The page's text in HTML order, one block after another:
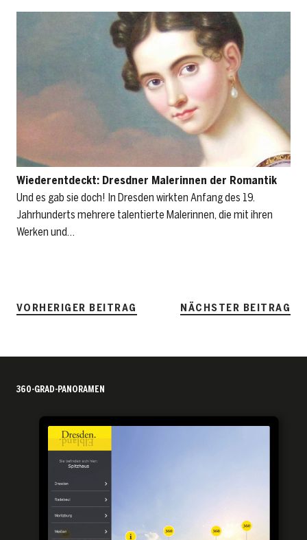
Wiederentdeckt: Dresdner Malerinnen der Romantik
Und es gab sie doch! In Dresden wirkten Anfang des 19.
Jahrhunderts mehrere talentierte Malerinnen, die mit ihren
Werken und…
VORHERIGER BEITRAG NÄCHSTER BEITRAG
360-GRAD-PANORAMEN